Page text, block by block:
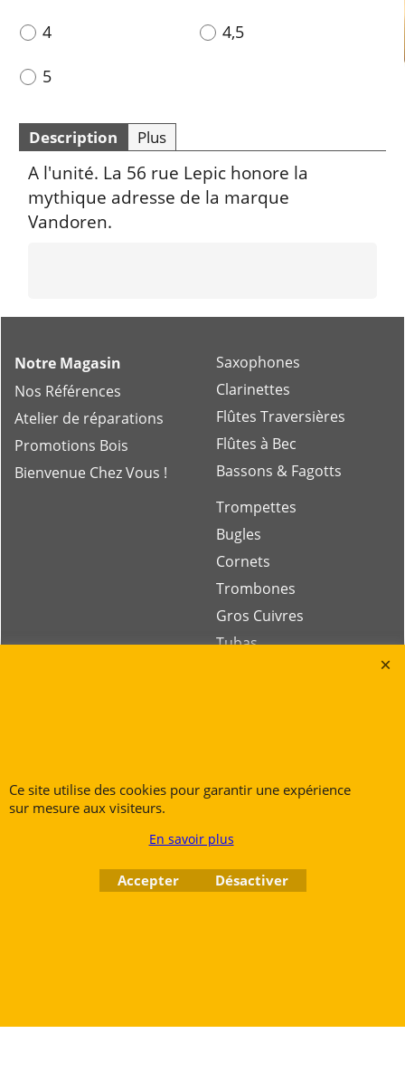
4 4,5
5
Description Plus
A l'unité. La 56 rue Lepic honore la
mythique adresse de la marque
Vandoren.
Notre Magasin
Nos Références
Atelier de réparations
Promotions Bois
Bienvenue Chez Vous !
Saxophones
Clarinettes
Flûtes Traversières
Flûtes à Bec
Bassons & Fagotts
Trompettes
Bugles
Cornets
Trombones
Gros Cuivres
Tubas
Tél. +32 (0) 470 876 817
@.contact@ruedesvents.com
Au capital de 10000€ - N°BE1007294916
Boutique en ligne créés
avec le logiciel
Ce site utilise des cookies pour garantir une expérience
sur mesure aux visiteurs.
En savoir plus
Accepter Désactiver